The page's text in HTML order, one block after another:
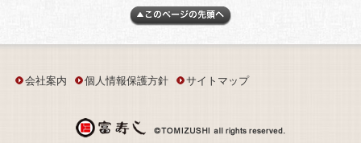
会社案内 個人情報保護方針 サイトマップ